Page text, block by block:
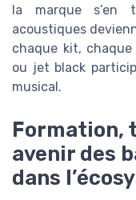
la marque s’en
acoustiques
chaque kit,
ou jet black
musical.
Formation,
avenir des
dans